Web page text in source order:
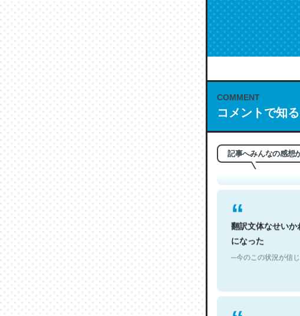
COMMENT
コメントで知る
記事へみんなの感想
これは名文。彼
もお勧め。自分
翻訳文体なせい
になった
─今のこの状況が信